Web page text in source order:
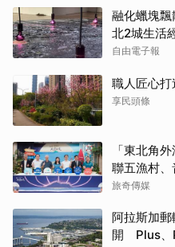
融化蠟塊
北2城生活
自由電子報
職人匠心
享民頭條
「東北角
聯五漁村、
夜
旅奇傳媒
阿拉斯加
開 Plus、